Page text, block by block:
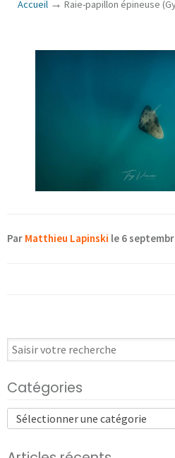
Accueil → Raie-papillon épineuse
Par Matthieu Lapinski le 6
Catégories